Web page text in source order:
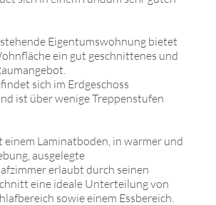
Eigentumswohnung bietet
ein gut geschnittenes und
sich im Erdgeschoss
ist über wenige Treppenstufen
Laminatboden, in warmer und
ausgelegte
erlaubt durch seinen
eine ideale Unterteilung von
sowie einem Essbereich.